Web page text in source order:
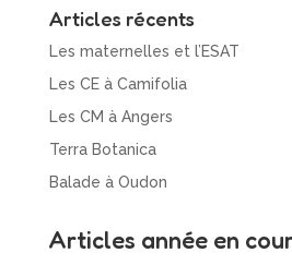
o
k
r
Articles récents
Les maternelles et l’ESAT
Les CE à Camifolia
Les CM à Angers
Terra Botanica
Balade à Oudon
Articles année en